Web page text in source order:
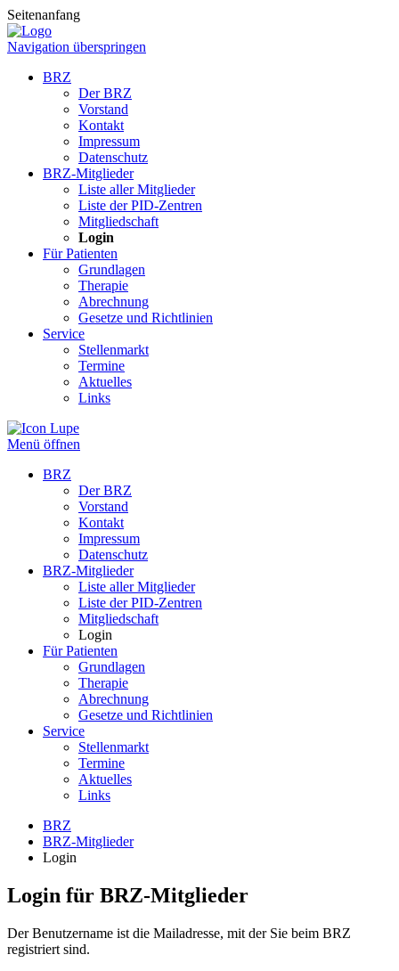
Seitenanfang
Navigation überspringen
BRZ
Der BRZ
Vorstand
Kontakt
Impressum
Datenschutz
BRZ-Mitglieder
Liste aller Mitglieder
Liste der PID-Zentren
Mitgliedschaft
Login
Für Patienten
Grundlagen
Therapie
Abrechnung
Gesetze und Richtlinien
Service
Stellenmarkt
Termine
Aktuelles
Links
Menü öffnen
BRZ
Der BRZ
Vorstand
Kontakt
Impressum
Datenschutz
BRZ-Mitglieder
Liste aller Mitglieder
Liste der PID-Zentren
Mitgliedschaft
Login
Für Patienten
Grundlagen
Therapie
Abrechnung
Gesetze und Richtlinien
Service
Stellenmarkt
Termine
Aktuelles
Links
BRZ
BRZ-Mitglieder
Login
Login für BRZ-Mitglieder
Der Benutzername ist die Mailadresse, mit der Sie beim BRZ
registriert sind.